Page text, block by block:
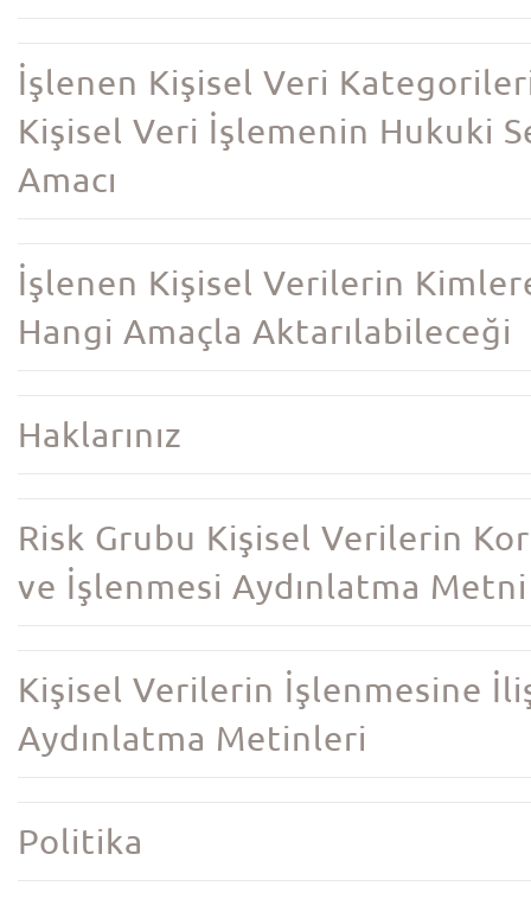
İşlenen Kişisel Veri
Kişisel Veri İşlemenin Hukuki
Amacı
İşlenen Kişisel Verilerin
Hangi Amaçla Aktarılabileceği
Haklarınız
Risk Grubu Kişisel Verilerin
ve İşlenmesi Aydınlatma Metni
Kişisel Verilerin İşlenmesine
Aydınlatma Metinleri
Politika